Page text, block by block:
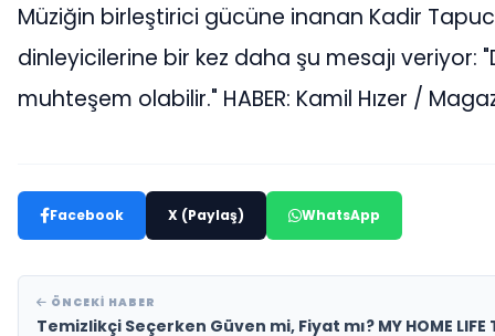
Müziğin birleştirici gücüne inanan Kadir
dinleyicilerine bir kez daha şu mesajı veriyor:
muhteşem olabilir." HABER: Kamil Hızer /
Facebook X (Paylaş) WhatsApp
ÖNCEKI HABER
Temizlikçi Seçerken Güven mi, Fiyat mı? MY HOME LIFE